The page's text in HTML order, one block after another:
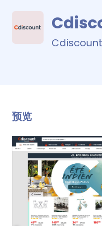
Cdiscount
预览